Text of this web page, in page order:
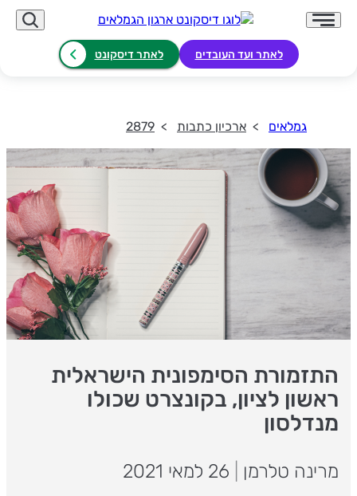
לאתר ועד העובדים לאתר דיסקונט
גמלאים ארכיון כתבות 2879
התזמורת הסימפונית הישראלית
ראשון לציון, בקונצרט שכולו
מנדלסון
מרינה טלרמן